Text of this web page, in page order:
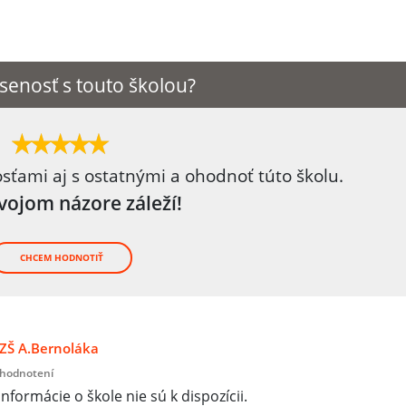
s touto školou?
aj s ostatnými a ohodnoť túto školu.
názore záleží!
CHCEM HODNOTIŤ
A.Bernoláka
o škole nie sú k dispozícii.